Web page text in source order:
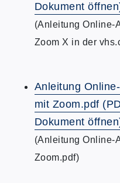
Dokument
(Anleitung Online-
Zoom X in der
Anleitung
mit Zoom.pdf
Dokument
(Anleitung Online-
Zoom.pdf)